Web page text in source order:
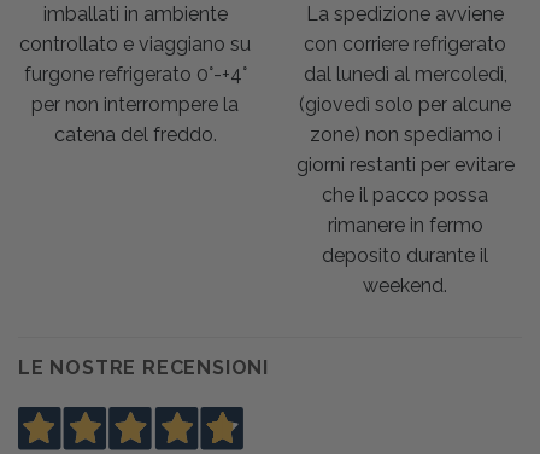
imballati in ambiente
controllato e viaggiano su
furgone refrigerato 0°-+4°
per non interrompere la
catena del freddo.
La spedizione avviene
con corriere refrigerato
dal lunedì al mercoledì,
(giovedì solo per alcune
zone) non spediamo i
giorni restanti per evitare
che il pacco possa
rimanere in fermo
deposito durante il
weekend.
LE NOSTRE RECENSIONI